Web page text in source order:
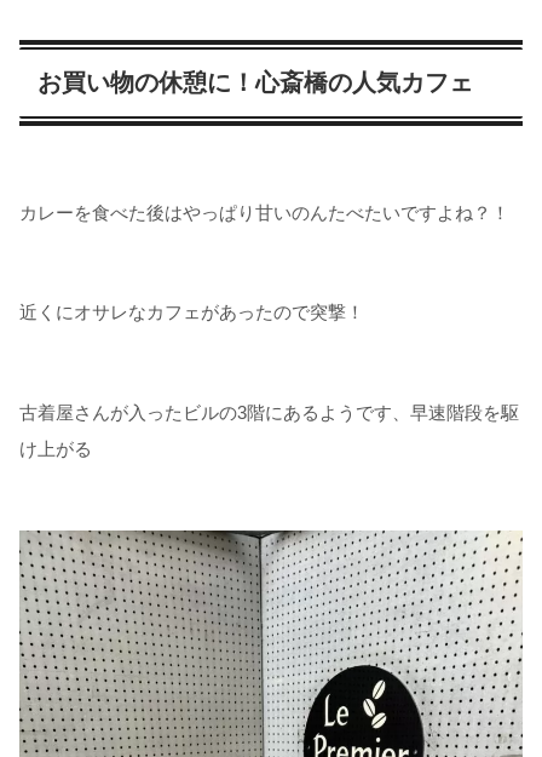
お買い物の休憩に！心斎橋の人気カフェ
カレーを食べた後はやっぱり甘いのんたべたいですよね？！
近くにオサレなカフェがあったので突撃！
古着屋さんが入ったビルの3階にあるようです、早速階段を駆
け上がる